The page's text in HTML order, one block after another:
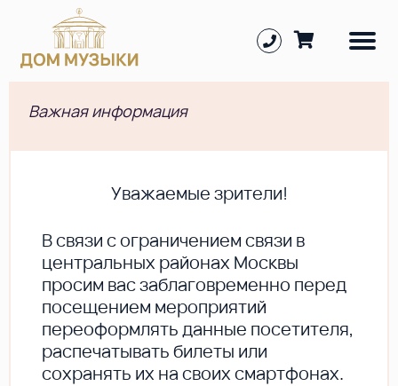
Важная информация
Уважаемые зрители!
В cвязи с ограничением связи в
центральных районах Москвы
просим вас заблаговременно перед
посещением мероприятий
переоформлять данные посетителя,
распечатывать билеты или
сохранять их на своих смартфонах.